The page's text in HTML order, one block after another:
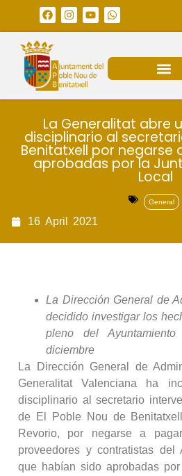
La Generalitat abre
disciplinario al
Benitatxell por
aprobadas por la
Local
General
16 April 2021
La Dirección General de
decidido investigar los
pleno del
diciembre
La Dirección General de
Generalitat Valenciana ha
disciplinario al secretario
de El Poble Nou de
Revorio, por negarse a
proveedores y contratistas del
que habían sido aprobadas